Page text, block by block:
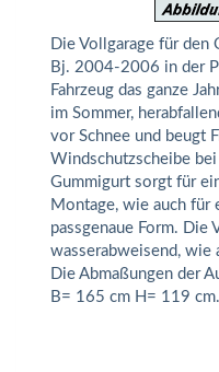
Die Vollgarage für den
Bj. 2004-2006 in der
Fahrzeug das ganze
im Sommer,
vor Schnee und beugt
Windschutzscheibe
Gummigurt sorgt für
Montage, wie auch für
passgenaue Form. Die
wasserabweisend, wie
Die Abmaßungen der
B= 165 cm H= 119 cm.